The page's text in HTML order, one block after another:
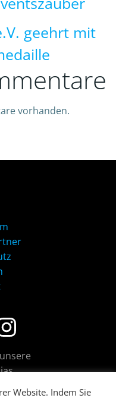
geehrt mit
vorhanden.
Website. Indem Sie